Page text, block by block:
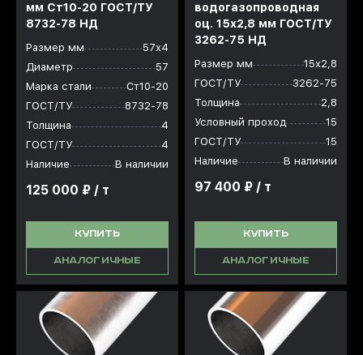
мм Ст10-20 ГОСТ/ТУ
8732-78 НД
Размер мм
57х4
Диаметр
57
Марка стали
Ст10-20
ГОСТ/ТУ
8732-78
Толщина
4
ГОСТ/ТУ
4
Наличие
В наличии
125 000 ₽ / т
КУПИТЬ
АНАЛОГИЧНЫЕ
водогазопроводная
оц. 15x2,8 мм ГОСТ/ТУ
3262-75 НД
Размер мм
15х2,8
ГОСТ/ТУ
3262-75
Толщина
2,8
Условный проход
15
ГОСТ/ТУ
15
Наличие
В наличии
97 400 ₽ / т
КУПИТЬ
АНАЛОГИЧНЫЕ